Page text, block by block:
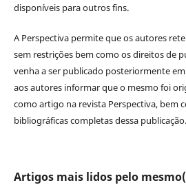
disponíveis para outros fins.
A Perspectiva permite que os autores
sem restrições bem como os direitos de
venha a ser publicado posteriormente
aos autores informar que o mesmo foi
como artigo na revista Perspectiva, bem
bibliográficas completas dessa publicação.
Artigos mais lidos pelo